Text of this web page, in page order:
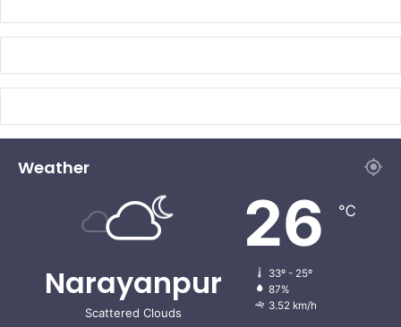
Weather
Narayanpur
Scattered Clouds
26 ℃
33º - 25º
87%
3.52 km/h